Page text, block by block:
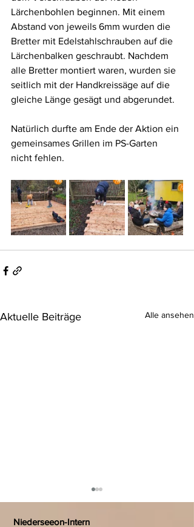
Lärchenbohlen beginnen. Mit einem
Abstand von jeweils 6mm wurden die
Bretter mit Edelstahlschrauben auf die
Lärchenbalken geschraubt. Nachdem
alle Bretter montiert waren, wurden sie
seitlich mit der Handkreissäge auf die
gleiche Länge gesägt und abgerundet.
Natürlich durfte am Ende der Aktion ein
gemeinsames Grillen im PS-Garten
nicht fehlen.
Aktuelle Beiträge Alle ansehen
Niederseeon-Intern